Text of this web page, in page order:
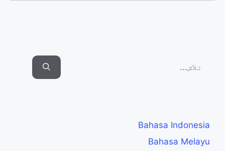
for:
Bahasa Indonesia
Bahasa Melayu